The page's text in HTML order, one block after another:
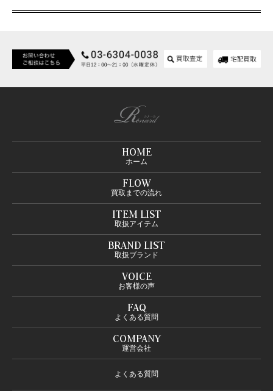
HOME
ホーム
FLOW
買取までの流れ
ITEM LIST
取扱アイテム
BRAND LIST
取扱ブランド
VOICE
お客様の声
FAQ
よくある質問
COMPANY
運営会社
よくある質問